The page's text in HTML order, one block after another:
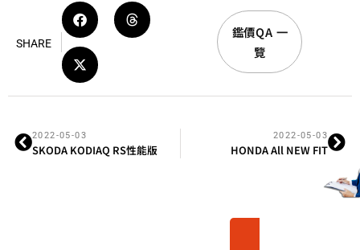
SHARE
鑑價QA 一
覽
2022-05-03
SKODA KODIAQ RS性能版
2022-05-03
HONDA All NEW FIT